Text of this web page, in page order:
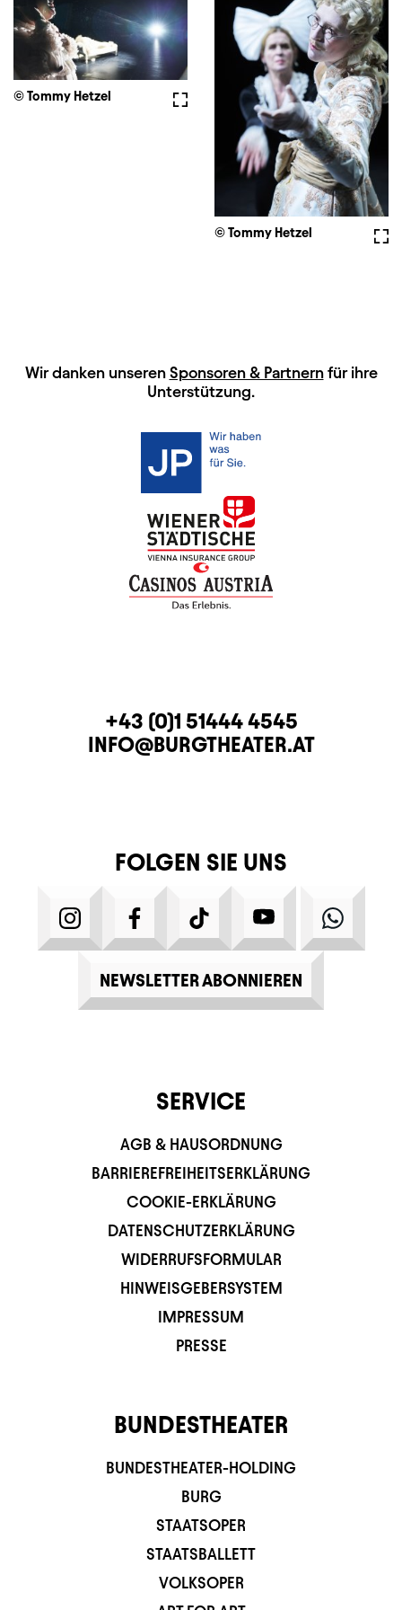
© Tommy Hetzel
Vollbild
© Tommy Hetzel
HAUPTSPONSOREN
Wir danken unseren Sponsoren & Partnernfür ihre
Unterstützung.
KONTAKTTELEFON
+43 (0)1 51444 4545
E-MAIL
INFO@BURGTHEATER.AT
FOLGEN SIE UNS
INSTAGRAMFACEBOOKTIKTOK YOUTUBE
NEWSLETTER ABONNIEREN
SERVICE
AGB & HAUSORDNUNG
BARRIEREFREIHEITSERKLÄRUNG
COOKIE-ERKLÄRUNG
DATENSCHUTZERKLÄRUNG
WIDERRUFSFORMULAR
HINWEISGEBERSYSTEM
IMPRESSUM
PRESSE
BUNDESTHEATER
BUNDESTHEATER-HOLDING
BURG
STAATSOPER
STAATSBALLETT
VOLKSOPER